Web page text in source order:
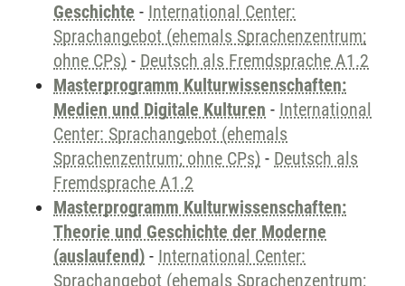
Geschichte - International Center:
Sprachangebot (ehemals Sprachenzentrum;
ohne CPs) - Deutsch als Fremdsprache A1.2
Masterprogramm Kulturwissenschaften:
Medien und Digitale Kulturen - International
Center: Sprachangebot (ehemals
Sprachenzentrum; ohne CPs) - Deutsch als
Fremdsprache A1.2
Masterprogramm Kulturwissenschaften:
Theorie und Geschichte der Moderne
(auslaufend) - International Center:
Sprachangebot (ehemals Sprachenzentrum;